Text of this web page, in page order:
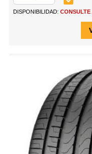
DISPONIBILIDAD: CONSULTE